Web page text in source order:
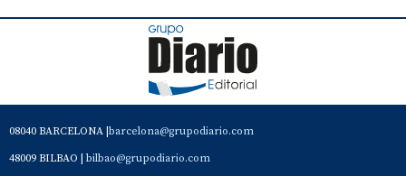
08040 BARCELONA | barcelona@grupodiario.com
48009 BILBAO | bilbao@grupodiario.com